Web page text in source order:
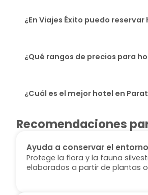
¿En Viajes Éxito puedo
¿Qué rangos de precios para
¿Cuál es el mejor hotel en
Recomendaciones
Ayuda a conservar el
Protege la flora y la fauna
elaborados a partir de plantas